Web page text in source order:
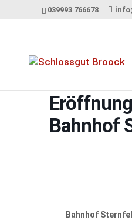
039993 766678
Bahnhof
Bahnhof